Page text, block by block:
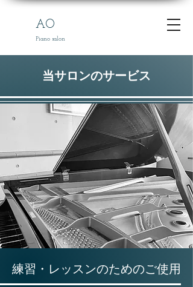
AO
Piano salon
当サロンのサービス
​練習・レッスンのためのご使用